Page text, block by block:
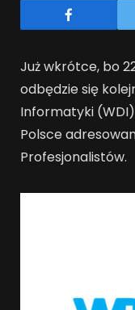
Już wkrótce, bo
odbędzie się
Informatyki
Polsce
Profesjonalistów.